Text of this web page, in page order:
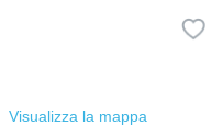
Visualizza la mappa